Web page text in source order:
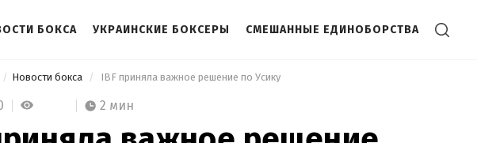
БОКСА УКРАИНСКИЕ БОКСЕРЫ СМЕШАННЫЕ ЕДИНОБОРСТВА
Новости бокса IBF приняла важное решение по Усику
2 мин